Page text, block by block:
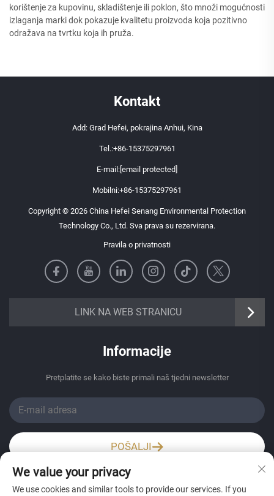
korištenje za kupovinu, skladištenje ili poklon, što množi mogućnosti
izlaganja marki dok pokazuje kvalitetu proizvoda koja pozitivno
odražava na tvrtku koja ih pruža.
Kontakt
Add: Grad Hefei, pokrajina Anhui, Kina
Tel.:+86-15375297961
E-mail: [email protected]
Mobilni:+86-15375297961
Copyright © 2026 China Hefei Senang Environmental Protection
Technology Co., Ltd. Sva prava su rezervirana.
Pravila o privatnosti
LINK NA WEB STRANICU
https://senangbz.en.alibaba.com
Informacije
Pretplatite se kako biste primali naš tjedni newsletter
POŠALJI
Wechat / Whatsapp
We value your privacy
We use cookies and similar tools to provide our services. If you